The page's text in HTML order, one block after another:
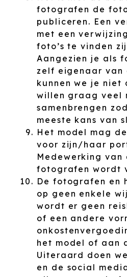
fotografen de
publiceren. Een
met een
foto’s te vinden
Aangezien je als
zelf eigenaar van
kunnen we je niet
willen graag veel
samenbrengen
meeste kans van
Het model mag
voor zijn/haar
Medewerking van
fotografen wordt
De fotografen en
op geen enkele
wordt er geen
of een andere
het model of aan
Uiteraard doen
en de social